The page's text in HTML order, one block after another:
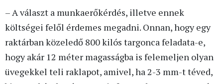
– A választ a munkaerőkérdés, illetve ennek
költségei felől érdemes megadni. Onnan, hogy egy
raktárban közeledő 800 kilós targonca feladata-e,
hogy akár 12 méter magasságba is felemeljen olyan
üvegekkel teli raklapot, amivel, ha 2-3 mm-t téved,